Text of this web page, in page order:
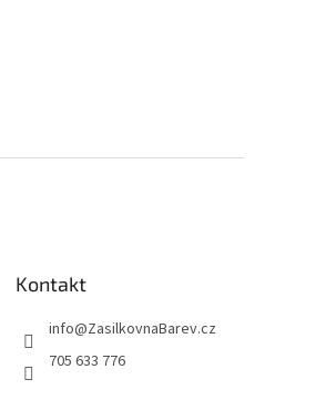
Kontakt
info@ZasilkovnaBarev.cz
705 633 776